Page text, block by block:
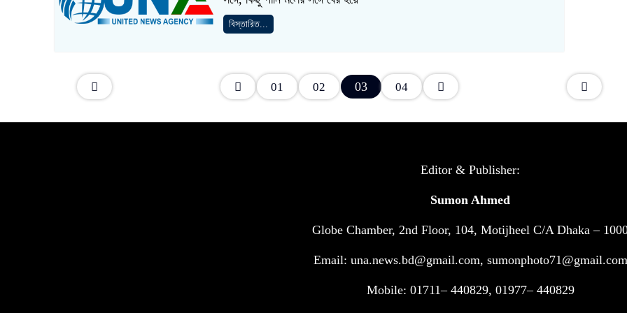
বিস্তারিত...
01 02 03 04
Editor & Publisher:
Sumon Ahmed
Globe Chamber, 2nd Floor, 104, Motijheel C/A Dhaka –
Email: una.news.bd@gmail.com, sumonphoto71@gmail.com
Mobile: 01711– 440829, 01977– 440829